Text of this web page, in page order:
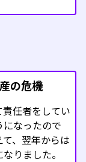
の危機
任者をしてい
なったので
、翌年からは
りました。